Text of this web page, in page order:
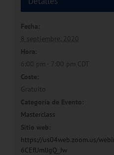
Fecha:
8 septiembre, 2020
Hora:
6:00 pm - 7:00 pm CDT
Coste:
Gratuito
Categoría de Evento:
Masterclass
Sitio web:
https://us04web.zoom.us/
6CEfUmIJgQ_Jw